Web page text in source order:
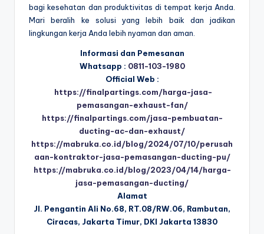
bagi kesehatan dan produktivitas di tempat kerja Anda.
Mari beralih ke solusi yang lebih baik dan jadikan
lingkungan kerja Anda lebih nyaman dan aman.
Informasi dan Pemesanan
Whatsapp : 0811-103-1980
Official Web :
https://finalpartings.com/harga-jasa-
pemasangan-exhaust-fan/
https://finalpartings.com/jasa-pembuatan-
ducting-ac-dan-exhaust/
https://mabruka.co.id/blog/2024/07/10/perusah
aan-kontraktor-jasa-pemasangan-ducting-pu/
https://mabruka.co.id/blog/2023/04/14/harga-
jasa-pemasangan-ducting/
Alamat
Jl. Pengantin Ali No.68, RT.08/RW.06, Rambutan,
Ciracas, Jakarta Timur, DKI Jakarta 13830